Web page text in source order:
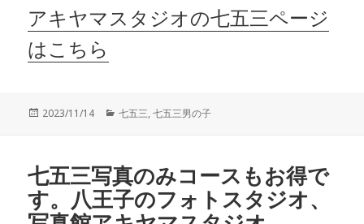
アキヤマスタジオの七五三ページ
はこちら
投
2023/11/14
カ
ー
七五三,七五三男の子
七五三写真のみコースもお得で
す。八王子のフォトスタジオ、